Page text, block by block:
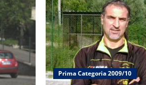
Prima Categoria 2009/10